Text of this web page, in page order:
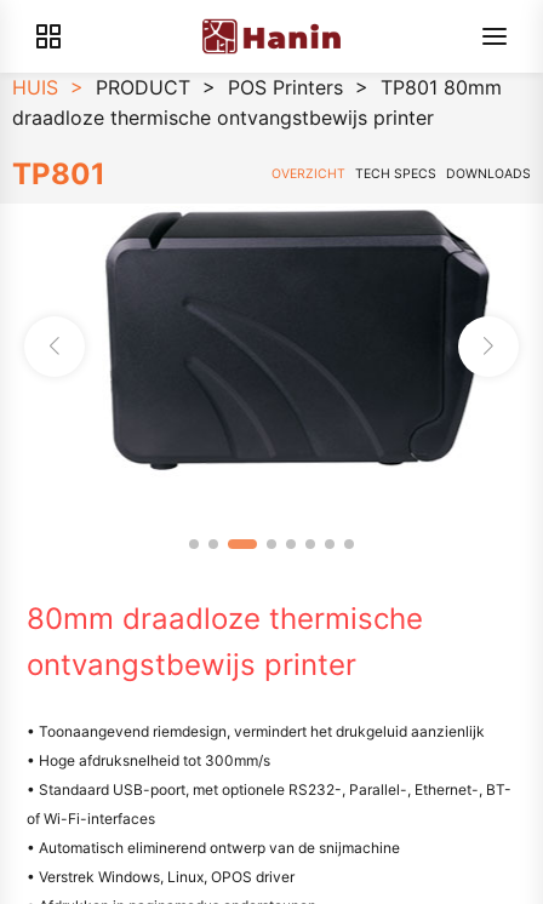
HUIS > PRODUCT > POS Printers > TP801 80mm
draadloze thermische ontvangstbewijs printer
TP801 OVERZICHT TECH SPECS DOWNLOADS
80mm draadloze thermische
ontvangstbewijs printer
• Toonaangevend riemdesign, vermindert het drukgeluid aanzienlijk
• Hoge afdruksnelheid tot 300mm/s
• Standaard USB-poort, met optionele RS232-, Parallel-, Ethernet-, BT-
of Wi-Fi-interfaces
• Automatisch eliminerend ontwerp van de snijmachine
• Verstrek Windows, Linux, OPOS driver